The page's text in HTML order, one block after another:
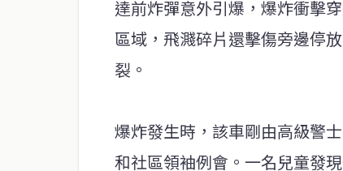
達前炸彈意外引爆，爆炸衝擊
區域，飛濺碎片還擊傷旁邊停
裂。
爆炸發生時，該車剛由高級警
和社區領袖例會。一名兒童發